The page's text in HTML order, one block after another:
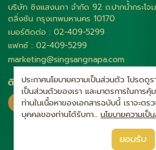
บริษัท ซิงแสงนภา จำกัด 92 ถ.ปากน้ำกระโ
ตลิ่งชัน กรุงเทพมหานคร 10170
เบอร์ติดต่อ : 02-409-5299
แฟกซ์ : 02-409-5299
marketing@singsangnapa.com
ติดตามเรา
|
ประกาศนโยบายความเป็นส่วนตัว โปรดดู
เป็นส่วนตัวของเรา และมาตรการในกา
ท่านในเนื้อหาของเอกสารฉบับนี้ เราจะต
บุคคลของท่านได้รับกา... นโยบายความเป็
ยอมรับ